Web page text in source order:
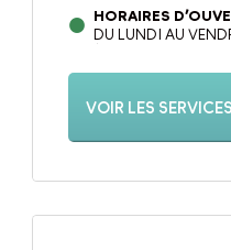
HORAIRES
DU LUNDI AU
LES JEUDIS APRÈS-
VOIR LES